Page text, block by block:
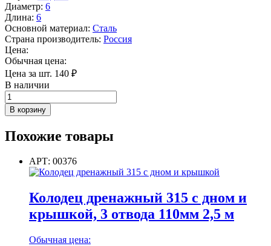
Диаметр: 6
Длина: 6
Основной материал: Сталь
Страна производитель: Россия
Цена:
Обычная цена:
Цена за шт. 140 ₽
В наличии
Количество
товара
Арматура
мм
В корзину
Похожие товары
АРТ: 00376
Колодец дренажный 315 с дном и
крышкой, 3 отвода 110мм 2,5 м
Обычная цена: